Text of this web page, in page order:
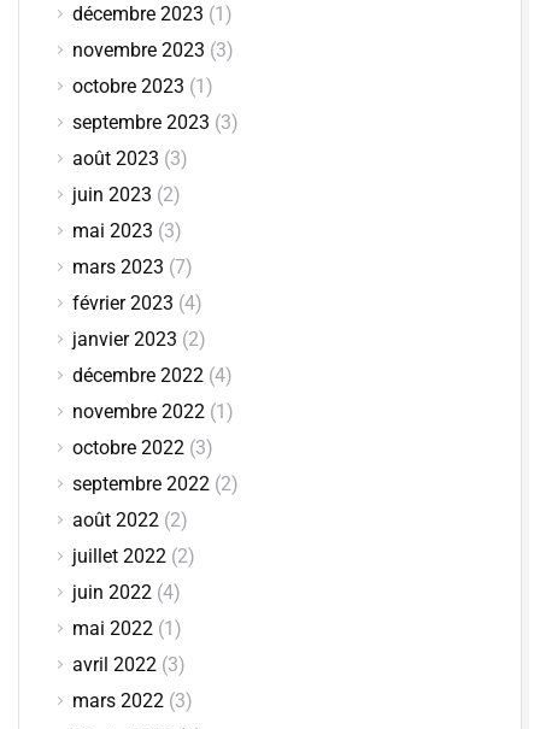
décembre 2023 (1)
novembre 2023 (3)
octobre 2023 (1)
septembre 2023 (3)
août 2023 (3)
juin 2023 (2)
mai 2023 (3)
mars 2023 (7)
février 2023 (4)
janvier 2023 (2)
décembre 2022 (4)
novembre 2022 (1)
octobre 2022 (3)
septembre 2022 (2)
août 2022 (2)
juillet 2022 (2)
juin 2022 (4)
mai 2022 (1)
avril 2022 (3)
mars 2022 (3)